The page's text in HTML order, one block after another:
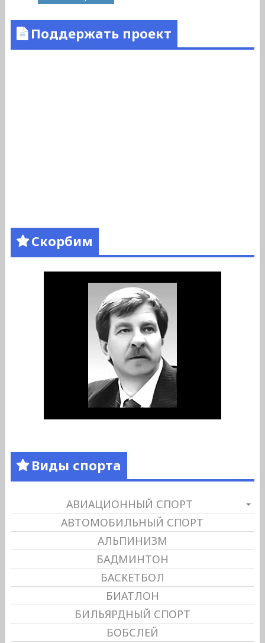
Поддержать проект
Скорбим
Виды спорта
АВИАЦИОННЫЙ СПОРТ
АВТОМОБИЛЬНЫЙ СПОРТ
АЛЬПИНИЗМ
БАДМИНТОН
БАСКЕТБОЛ
БИАТЛОН
БИЛЬЯРДНЫЙ СПОРТ
БОБСЛЕЙ